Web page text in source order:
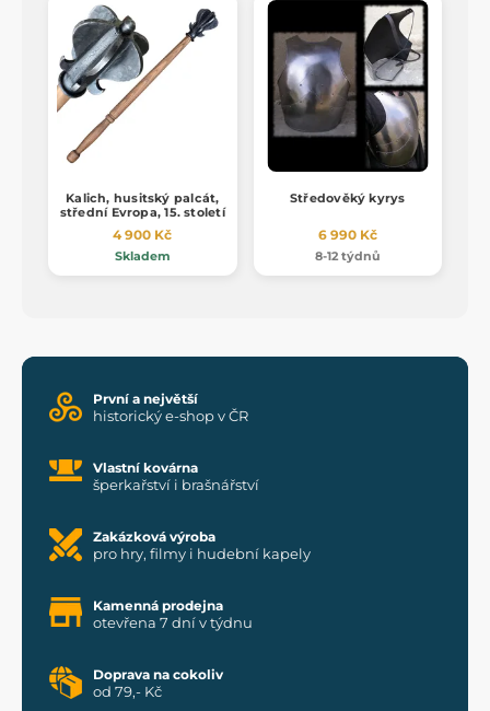
Kalich, husitský palcát,
střední Evropa, 15. století
4 900 Kč
Skladem
Středověký kyrys
6 990 Kč
8-12 týdnů
První a největší
historický e-shop v ČR
Vlastní kovárna
šperkařství i brašnářství
Zakázková výroba
pro hry, filmy i hudební kapely
Kamenná prodejna
otevřena 7 dní v týdnu
Doprava na cokoliv
od 79,- Kč